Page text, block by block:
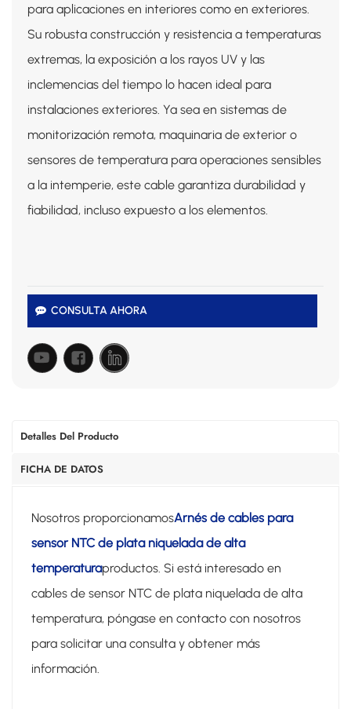
para aplicaciones en interiores como en exteriores.
Su robusta construcción y resistencia a temperaturas
extremas, la exposición a los rayos UV y las
inclemencias del tiempo lo hacen ideal para
instalaciones exteriores. Ya sea en sistemas de
monitorización remota, maquinaria de exterior o
sensores de temperatura para operaciones sensibles
a la intemperie, este cable garantiza durabilidad y
fiabilidad, incluso expuesto a los elementos.
CONSULTA AHORA
Detalles Del Producto
FICHA DE DATOS
Nosotros proporcionamosArnés de cables para
sensor NTC de plata niquelada de alta
temperaturaproductos. Si está interesado en
cables de sensor NTC de plata niquelada de alta
temperatura, póngase en contacto con nosotros
para solicitar una consulta y obtener más
información.